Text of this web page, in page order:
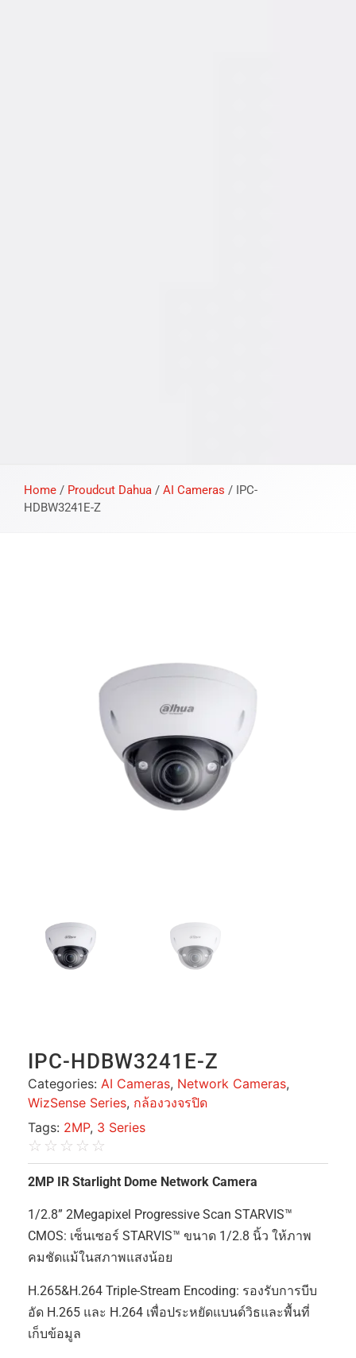
Home / Proudcut Dahua / AI Cameras / IPC-
HDBW3241E-Z
IPC-HDBW3241E-Z
Categories: AI Cameras, Network Cameras,
WizSense Series, กล้องวงจรปิด
Tags: 2MP, 3 Series
☆ ☆ ☆ ☆ ☆
2MP IR Starlight Dome Network Camera
1/2.8” 2Megapixel Progressive Scan STARVIS™
CMOS: เซ็นเซอร์ STARVIS™ ขนาด 1/2.8 นิ้ว ให้ภาพ
คมชัดแม้ในสภาพแสงน้อย
H.265&H.264 Triple-Stream Encoding: รองรับการบีบ
อัด H.265 และ H.264 เพื่อประหยัดแบนด์วิธและพื้นที่
เก็บข้อมูล